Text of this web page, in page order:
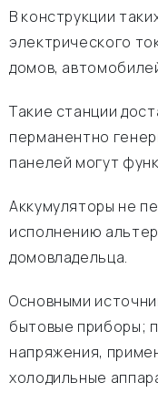
В конструкции
электрического
домов,
Такие станции
перманентно
панелей могут
Аккумуляторы не
исполнению
домовладельца.
Основными
бытовые приборы;
напряжения,
холодильные